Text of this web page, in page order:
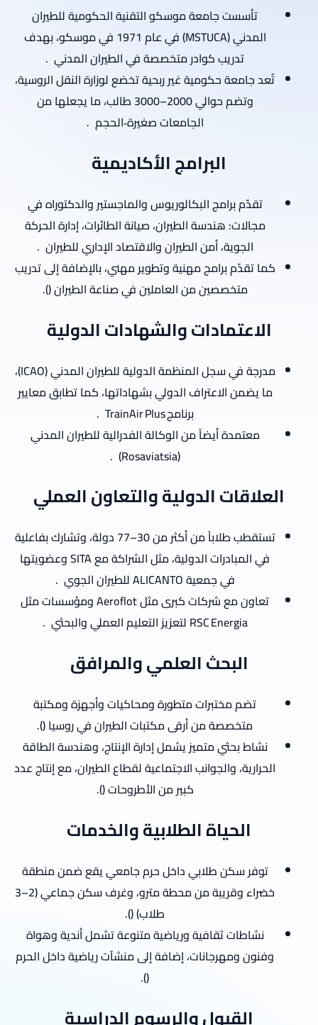
تأسست جامعة موسكو التقنية الحكومية للطيران
المدني (MSTUCA) في عام 1971 في موسكو، بهدف
تدريب كوادر متخصصة في الطيران المدني .
تُعد جامعة حكومية غير ربحية تخضع لوزارة النقل الروسية،
وتضم حوالي 2000–3000 طالب، ما يجعلها من
الجامعات صغيرة‑الحجم .
البرامج الأكاديمية
تقدّم برامج البكالوريوس والماجستير والدكتوراه في
مجالات: هندسة الطيران، صيانة الطائرات، إدارة الحركة
الجوية، أمن الطيران والاقتصاد الإداري للطيران .
كما تقدّم برامج مهنية وتطوير مهني، بالإضافة إلى تدريب
متخصصين من العاملين في صناعة الطيران ().
الاعتمادات والشهادات الدولية
مدرجة في سجل المنظمة الدولية للطيران المدني (ICAO)،
ما يضمن الاعتراف الدولي بشهاداتها، كما تطابق معايير
برنامج TrainAir Plus
.
معتمدة أيضاً من الوكالة الفدرالية للطيران المدني
(Rosaviatsia)
.
العلاقات الدولية والتعاون العملي
تستقطب طلاباً من أكثر من 30–77 دولة، وتشارك بفاعلية
في المبادرات الدولية، مثل الشراكة مع SITA وعضويتها
في جمعية ALICANTO للطيران الجوي
.
تعاون مع شركات كبرى مثل Aeroflot ومؤسسات مثل
RSC Energia لتعزيز التعليم العملي والبحثي
.
البحث العلمي والمرافق
تضم مختبرات متطورة ومحاكيات وأجهزة ومكتبة
متخصصة من أرقى مكتبات الطيران في روسيا ().
نشاط بحثي متميز يشمل إدارة الإنتاج، وهندسة الطاقة
الحرارية، والجوانب الاجتماعية لقطاع الطيران، مع إنتاج عدد
كبير من الأطروحات ().
الحياة الطلابية والخدمات
توفر سكن طلابي داخل حرم جامعي يقع ضمن منطقة
خضراء وقريبة من محطة مترو، وغرف سكن جماعي (2–3
طلاب) ().
نشاطات ثقافية ورياضية متنوعة تشمل أندية وهواة
وفنون ومهرجانات، إضافة إلى منشآت رياضية داخل الحرم
().
القبول والرسوم الدراسية